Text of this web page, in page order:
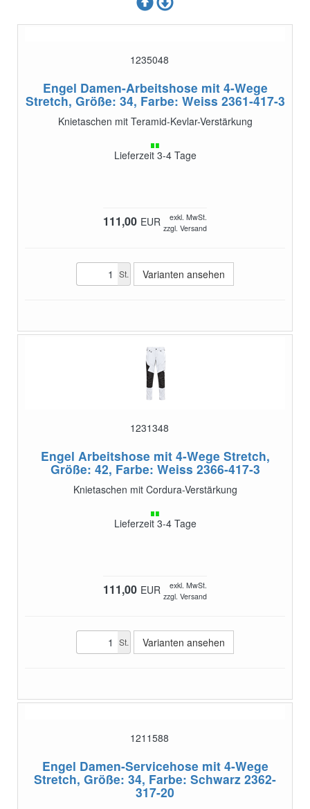
1235048
Engel Damen-Arbeitshose mit 4-Wege
Stretch, Größe: 34, Farbe: Weiss 2361-417-3
Knietaschen mit Teramid-Kevlar-Verstärkung
Lieferzeit 3-4 Tage
111,00 EUR
exkl. MwSt.
zzgl. Versand
St. Varianten ansehen
1231348
Engel Arbeitshose mit 4-Wege Stretch,
Größe: 42, Farbe: Weiss 2366-417-3
Knietaschen mit Cordura-Verstärkung
Lieferzeit 3-4 Tage
111,00 EUR
exkl. MwSt.
zzgl. Versand
St. Varianten ansehen
1211588
Engel Damen-Servicehose mit 4-Wege
Stretch, Größe: 34, Farbe: Schwarz 2362-
317-20